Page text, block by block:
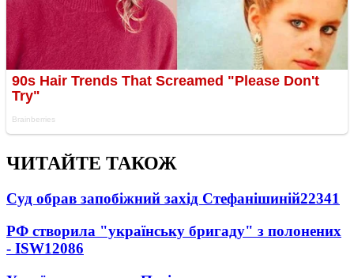
ЧИТАЙТЕ ТАКОЖ
Суд обрав запобіжний захід Стефанішиній22341
РФ створила "українську бригаду" з полонених
- ISW12086